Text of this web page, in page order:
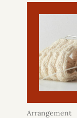
Arrangement